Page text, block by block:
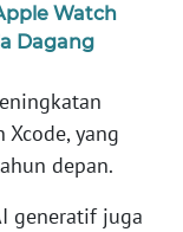
Watch
Dagang
yang
depan.
generatif juga